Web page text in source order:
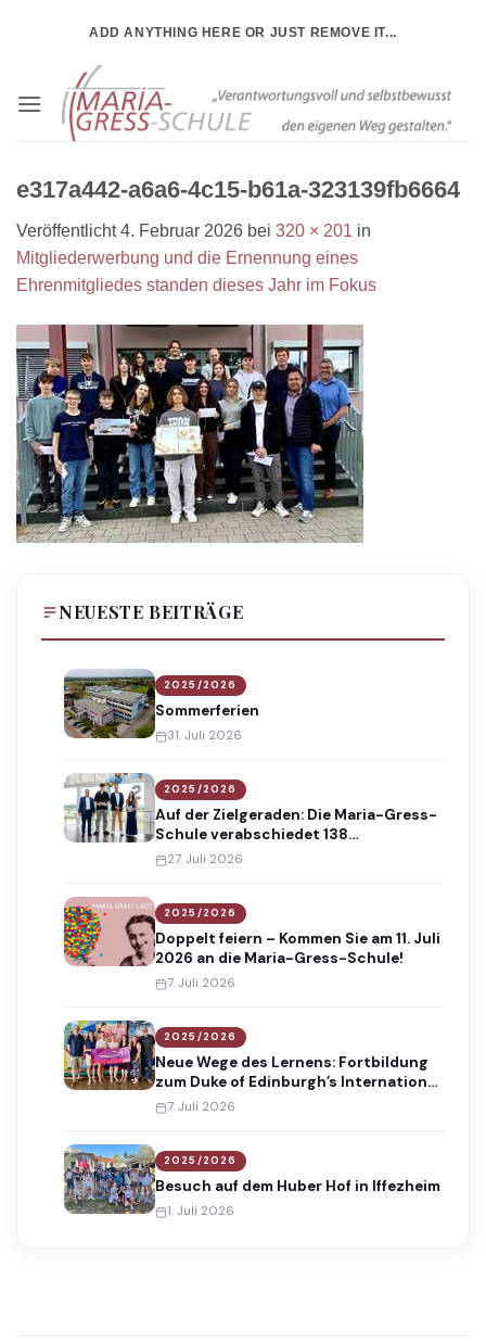
ADD ANYTHING HERE OR JUST REMOVE IT...
e317a442-a6a6-4c15-b61a-323139fb6664
Veröffentlicht4. Februar 2026 bei 320 × 201 in
Mitgliederwerbung und die Ernennung eines
Ehrenmitgliedes standen dieses Jahr im Fokus
NEUESTE BEITRÄGE
2025/2026
Sommerferien
31. Juli 2026
2025/2026
Auf der Zielgeraden: Die Maria-Gress-
Schule verabschiedet 138
Absolventinnen und Absolventen
27. Juli 2026
2025/2026
Doppelt feiern – Kommen Sie am 11. Juli
2026 an die Maria-Gress-Schule!
7. Juli 2026
2025/2026
Neue Wege des Lernens: Fortbildung
zum Duke of Edinburgh’s International
Award
7. Juli 2026
2025/2026
Besuch auf dem Huber Hof in Iffezheim
1. Juli 2026